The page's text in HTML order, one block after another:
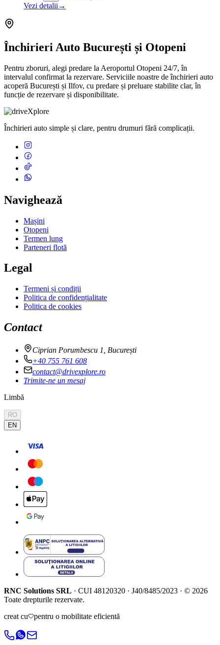
Vezi detalii →
Închirieri Auto București și Otopeni
Pentru zboruri, alegi predare la Aeroportul Otopeni 24/7, în
intervalul confirmat la rezervare. Serviciile noastre de închirieri auto
acoperă București și Ilfov, cu predare și preluare stabilite clar, în
funcție de rezervare și disponibilitate.
Închirieri auto simple și clare, pentru drumuri fără complicații.
Navighează
Mașini
Otopeni
Termen lung
Parteneri flotă
Legal
Termeni și condiții
Politica de confidențialitate
Politica de cookies
Contact
Ciprian Porumbescu 1, București
+40 755 761 608
contact@drivexplore.ro
Trimite-ne un mesaj
Limbă
RO
EN
RNC Solutions SRL · CUI 48120320 · J40/8485/2023 · © 2026
Toate drepturile rezervate.
creat cu
pentru o mobilitate eficientă